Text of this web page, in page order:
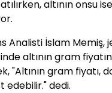
altının onsu
Analisti İslam
altının gram
"Altının gram fiyatı,
edebilir." dedi.